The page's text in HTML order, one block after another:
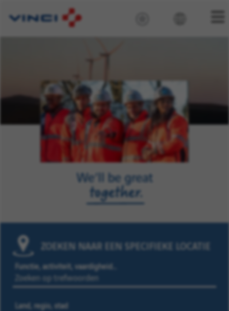
ZOEKEN NAAR EEN SPECIFIEKE LOCATIE
Functie, activiteit, vaardigheid…
Land, regio, stad